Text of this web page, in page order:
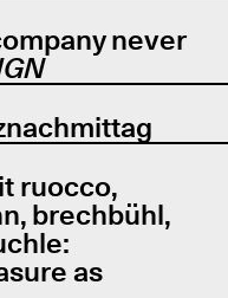
never
ruocco,
brechbühl,
as